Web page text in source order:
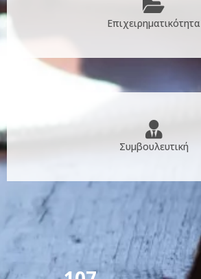
Επιχειρηματικότητα
Συμβουλευτική